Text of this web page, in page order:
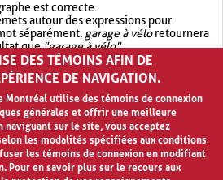
est correcte.
autour des expressions pour
séparément. garage à véloretournera
que"garage à vélo".
recherche avec OR.garage OR vélo
de résultat quegarage à vélo
DES TÉMOINS AFIN DE
DE NAVIGATION.
Montréal utilise des témoins de connexion
générales et offrir une meilleure
naviguant sur le site, vous acceptez
les modalités spécifiées aux conditions
les témoins de connexion en modifiant
Pour en savoir plus sur le recours aux